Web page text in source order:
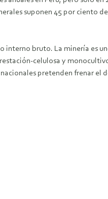
suponen 45 por ciento
bruto. La minería es
celulosa y
pretenden frenar el